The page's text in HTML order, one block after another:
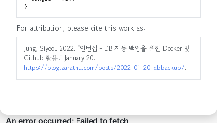
For attribution, please cite this work as:
Jung, Siyeol. 2022. “인턴십 - DB 자동 백업을 위한 Docker 및
Github 활용.” January 20.
https://blog.zarathu.com/posts/2022-01-20-dbbackup/.